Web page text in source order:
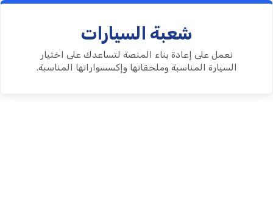
شعبة السيارات
نعمل على إعادة بناء المنصة لتساعدك على اختيار
السيارة المناسبة وملحقاتها وإكسسواراتها المناسبة.